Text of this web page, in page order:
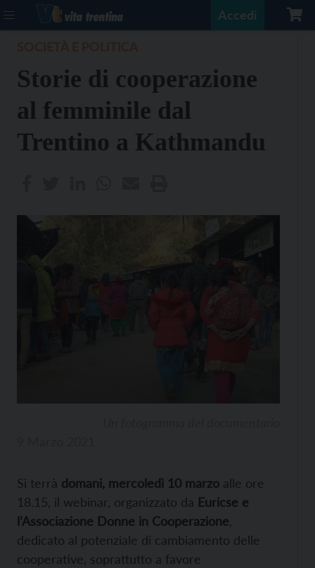
Accedi
Storie di cooperazione
al femminile dal
Trentino a Kathmandu
Si terrà domani, mercoledì 10 marzo alle ore
18.15, il webinar, organizzato da Euricse e
l’Associazione Donne in Cooperazione
dedicato al potenziale di cambiamento delle
cooperative, soprattutto a favore